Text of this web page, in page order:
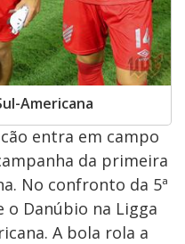
Americana
entra em campo
da primeira
No confronto da 5ª
o Danúbio na Ligga
A bola rola a